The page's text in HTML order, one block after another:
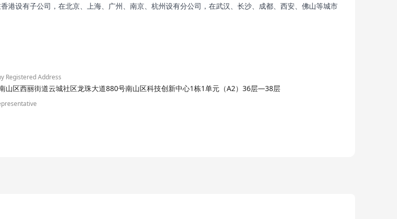
港设有子公司，在北京、上海、广州、南京、杭州设有分公司，在武汉、长沙、成都、西安、佛山等城市
行业特性和本质，开发并成功实践行业解决方案。
领先企业。公司在以信息技术助推客户的商业升级中，采用“匹配、联合”的战略与客户做深度合作，从而
Registered Address
山区西丽街道云城社区龙珠大道880号南山区科技创新中心1栋1单元（A2）36层—38层